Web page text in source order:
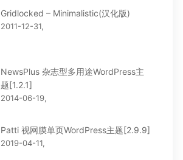
Gridlocked – Minimalistic(汉化版)
2011-12-31,
NewsPlus 杂志型多用途WordPress主
题[1.2.1]
2014-06-19,
Patti 视网膜单页WordPress主题[2.9.9]
2019-04-11,